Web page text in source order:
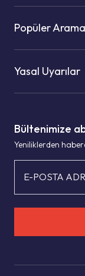
Bültenimize
Yeniliklerden
E-POSTA
Popüler
Yasal Uyarılar